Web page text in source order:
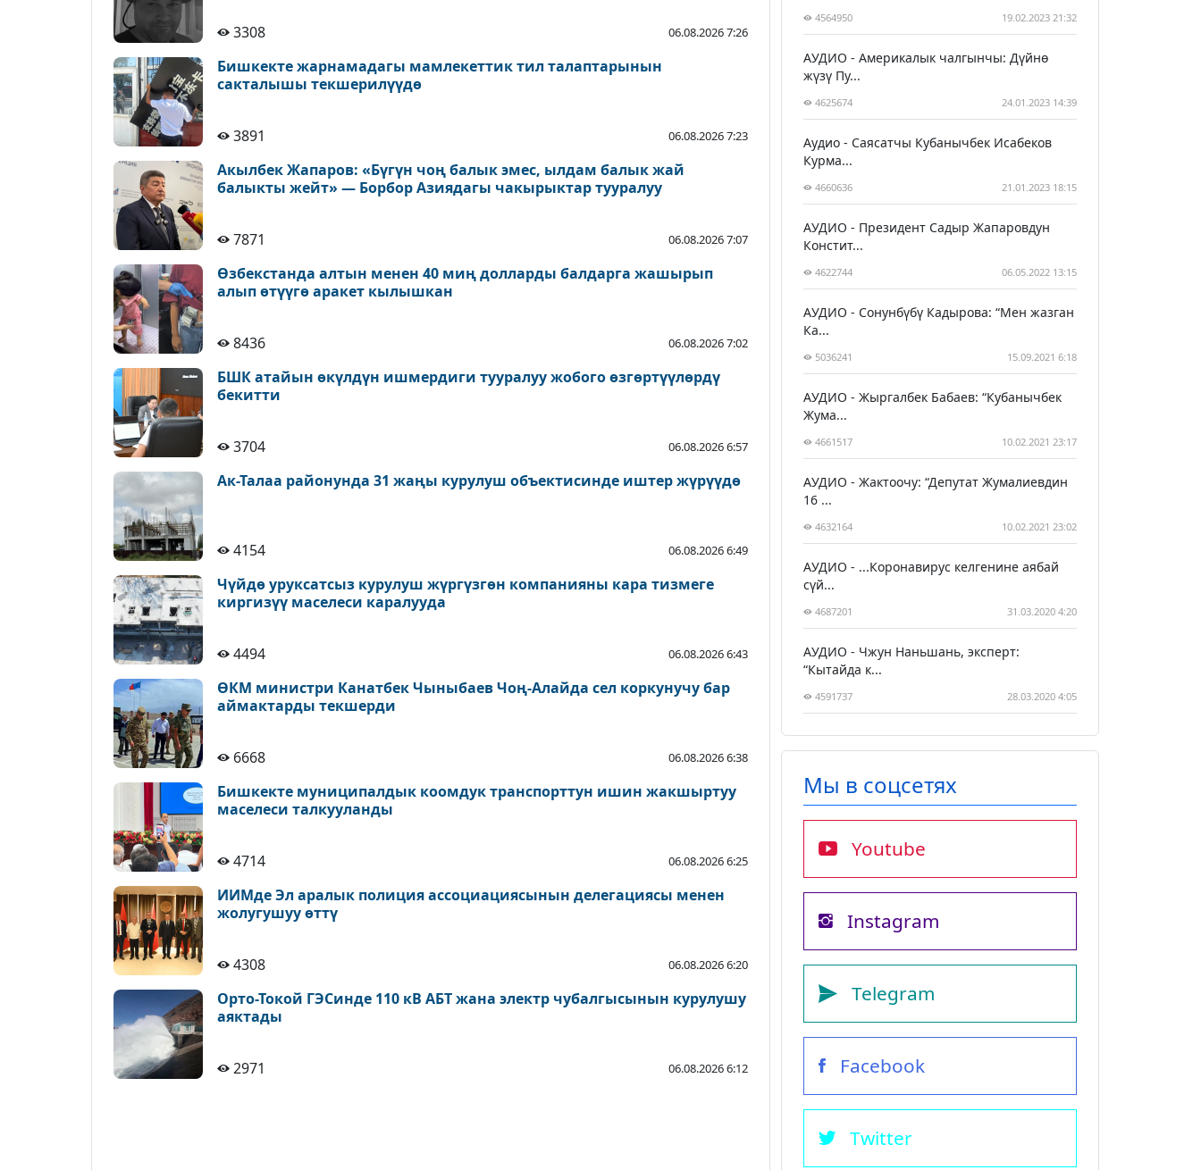
3308 06.08.2026 7:26
Бишкекте жарнамадагы мамлекеттик тил талаптарынын
сакталышы текшерилүүдө
3891 06.08.2026 7:23
Акылбек Жапаров: «Бүгүн чоң балык эмес, ылдам балык жай
балыкты жейт» — Борбор Азиядагы чакырыктар тууралуу
7871 06.08.2026 7:07
Өзбекстанда алтын менен 40 миң долларды балдарга жашырып
алып өтүүгө аракет кылышкан
8436 06.08.2026 7:02
БШК атайын өкүлдүн ишмердиги тууралуу жобого өзгөртүүлөрдү
бекитти
3704 06.08.2026 6:57
Ак-Талаа районунда 31 жаңы курулуш объектисинде иштер жүрүүдө
4154 06.08.2026 6:49
Чүйдө уруксатсыз курулуш жүргүзгөн компанияны кара тизмеге
киргизүү маселеси каралууда
4494 06.08.2026 6:43
ӨКМ министри Канатбек Чыныбаев Чоң-Алайда сел коркунучу бар
аймактарды текшерди
6668 06.08.2026 6:38
Бишкекте муниципалдык коомдук транспорттун ишин жакшыртуу
маселеси талкууланды
4714 06.08.2026 6:25
ИИМде Эл аралык полиция ассоциациясынын делегациясы менен
жолугушуу өттү
4308 06.08.2026 6:20
Орто-Токой ГЭСинде 110 кВ АБТ жана электр чубалгысынын курулушу
аяктады
2971 06.08.2026 6:12
4564950 19.02.2023 21:32
АУДИО - Америкалык чалгынчы: Дүйнө
жүзү Пу...
4625674 24.01.2023 14:39
Аудио - Саясатчы Кубанычбек Исабеков
Курма...
4660636 21.01.2023 18:15
АУДИО - Президент Садыр Жапаровдун
Констит...
4622744 06.05.2022 13:15
АУДИО - Сонунбүбү Кадырова: “Мен жазган
Ка...
5036241 15.09.2021 6:18
АУДИО - Жыргалбек Бабаев: “Кубанычбек
Жума...
4661517 10.02.2021 23:17
АУДИО - Жактоочу: “Депутат Жумалиевдин
16 ...
4632164 10.02.2021 23:02
АУДИО - ...Коронавирус келгенине аябай
сүй...
4687201 31.03.2020 4:20
АУДИО - Чжун Наньшань, эксперт:
“Кытайда к...
4591737 28.03.2020 4:05
Мы в соцсетях
Youtube
Instagram
Telegram
Facebook
Twitter